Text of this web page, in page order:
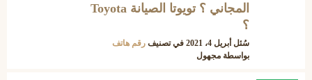
المجاني ؟ تويوتا الصيانة Toyota
؟
سُئل أبريل 4، 2021 في تصنيف رقم هاتف
بواسطة مجهول